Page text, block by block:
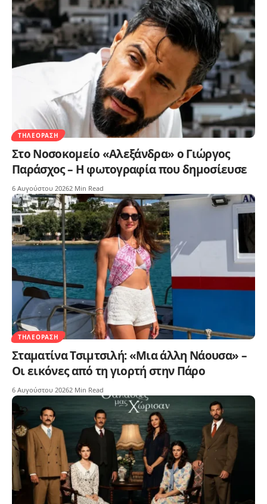
ΤΗΛΕΌΡΑΣΗ
Στο Νοσοκομείο «Αλεξάνδρα» ο Γιώργος
Παράσχος – Η φωτογραφία που δημοσίευσε
6 Αυγούστου 20262 Min Read
ΤΗΛΕΌΡΑΣΗ
Σταματίνα Τσιμτσιλή: «Μια άλλη Νάουσα» –
Οι εικόνες από τη γιορτή στην Πάρο
6 Αυγούστου 20262 Min Read